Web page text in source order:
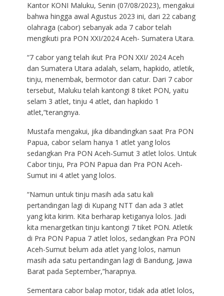
Kantor KONI Maluku, Senin (07/08/2023), mengakui
bahwa hingga awal Agustus 2023 ini, dari 22 cabang
olahraga (cabor) sebanyak ada 7 cabor telah
mengikuti pra PON XXI/2024 Aceh- Sumatera Utara.
“7 cabor yang telah ikut Pra PON XXI/ 2024 Aceh
dan Sumatera Utara adalah, selam, hapkido, atletik,
tinju, menembak, bermotor dan catur. Dari 7 cabor
tersebut, Maluku telah kantongi 8 tiket PON, yaitu
selam 3 atlet, tinju 4 atlet, dan hapkido 1
atlet,”terangnya.
Mustafa mengakui, jika dibandingkan saat Pra PON
Papua, cabor selam hanya 1 atlet yang lolos
sedangkan Pra PON Aceh-Sumut 3 atlet lolos. Untuk
Cabor tinju, Pra PON Papua dan Pra PON Aceh-
Sumut ini 4 atlet yang lolos.
“Namun untuk tinju masih ada satu kali
pertandingan lagi di Kupang NTT dan ada 3 atlet
yang kita kirim. Kita berharap ketiganya lolos. Jadi
kita menargetkan tinju kantongi 7 tiket PON. Atletik
di Pra PON Papua 7 atlet lolos, sedangkan Pra PON
Aceh-Sumut belum ada atlet yang lolos, namun
masih ada satu pertandingan lagi di Bandung, Jawa
Barat pada September,”harapnya.
Sementara cabor balap motor, tidak ada atlet lolos,